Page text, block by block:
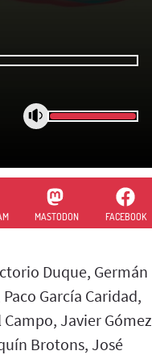
MASTODON FACEBOOK
Duque, Germán
García Caridad,
Javier Gómez
Brotons, José